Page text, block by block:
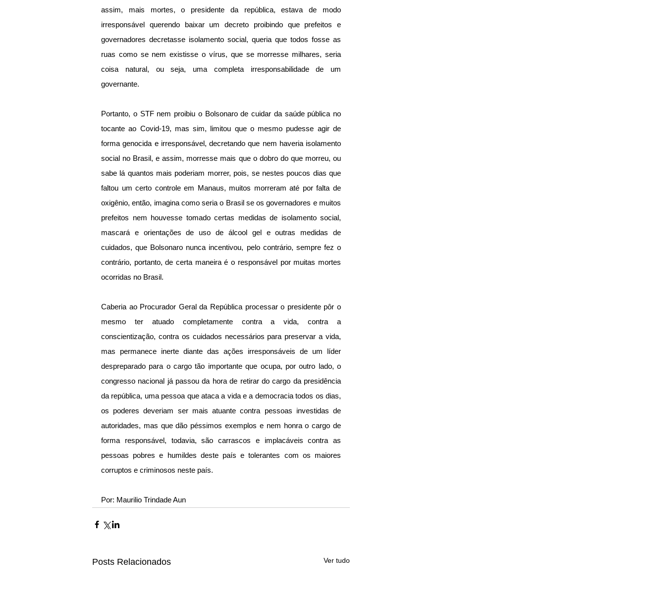
assim, mais mortes, o presidente da república, estava de modo
irresponsável querendo baixar um decreto proibindo que prefeitos e
governadores decretasse isolamento social, queria que todos fosse as
ruas como se nem existisse o vírus, que se morresse milhares, seria
coisa natural, ou seja, uma completa irresponsabilidade de um
governante.
Portanto, o STF nem proibiu o Bolsonaro de cuidar da saúde pública no
tocante ao Covid-19, mas sim, limitou que o mesmo pudesse agir de
forma genocida e irresponsável, decretando que nem haveria isolamento
social no Brasil, e assim, morresse mais que o dobro do que morreu, ou
sabe lá quantos mais poderiam morrer, pois, se nestes poucos dias que
faltou um certo controle em Manaus, muitos morreram até por falta de
oxigênio, então, imagina como seria o Brasil se os governadores e muitos
prefeitos nem houvesse tomado certas medidas de isolamento social,
mascará e orientações de uso de álcool gel e outras medidas de
cuidados, que Bolsonaro nunca incentivou, pelo contrário, sempre fez o
contrário, portanto, de certa maneira é o responsável por muitas mortes
ocorridas no Brasil.
Caberia ao Procurador Geral da República processar o presidente pôr o
mesmo ter atuado completamente contra a vida, contra a
conscientização, contra os cuidados necessários para preservar a vida,
mas permanece inerte diante das ações irresponsáveis de um líder
despreparado para o cargo tão importante que ocupa, por outro lado, o
congresso nacional já passou da hora de retirar do cargo da presidência
da república, uma pessoa que ataca a vida e a democracia todos os dias,
os poderes deveriam ser mais atuante contra pessoas investidas de
autoridades, mas que dão péssimos exemplos e nem honra o cargo de
forma responsável, todavia, são carrascos e implacáveis contra as
pessoas pobres e humildes deste país e tolerantes com os maiores
corruptos e criminosos neste país.
Por: Maurilio Trindade Aun
Posts Relacionados Ver tudo